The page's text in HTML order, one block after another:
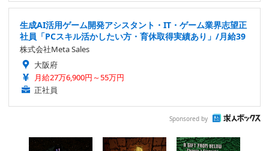
生成AI活用ゲーム開発アシスタント・IT・ゲーム業界志望正
社員「PCスキル活かしたい方・育休取得実績あり」/月給39
株式会社Meta Sales
大阪府
月給27万6,900円～55万円
正社員
Sponsored by